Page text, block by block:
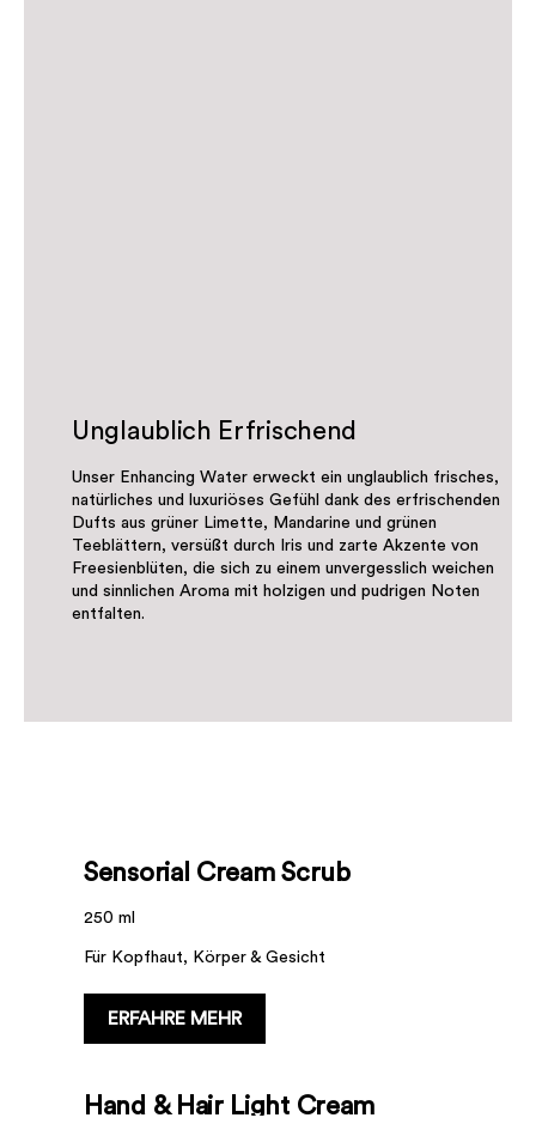
Unglaublich Erfrischend
Unser Enhancing Water erweckt ein unglaublich frisches,
natürliches und luxuriöses Gefühl dank des erfrischenden
Dufts aus grüner Limette, Mandarine und grünen
Teeblättern, versüßt durch Iris und zarte Akzente von
Freesienblüten, die sich zu einem unvergesslich weichen
und sinnlichen Aroma mit holzigen und pudrigen Noten
entfalten.
Sensorial Cream Scrub
250 ml
Für Kopfhaut, Körper & Gesicht
ERFAHRE MEHR
Hand & Hair Light Cream